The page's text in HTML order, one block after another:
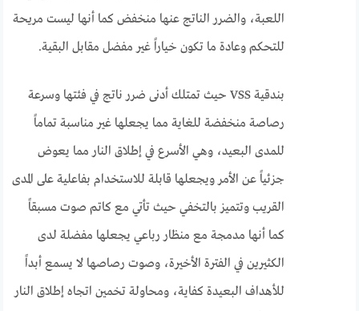
اللعبة، والضرر الناتج عنها منخفض كما أنها ليست مريحة
للتحكم وعادة ما تكون خياراً غير مفضل مقابل البقية.
بندقية VSS حيث تمتلك أدنى ضرر ناتج في فئتها وسرعة
رصاصة منخفضة للغاية مما يجعلها غير مناسبة تماماً
للمدى البعيد، وهي الأسرع في إطلاق النار مما يعوض
جزئياً عن الأمر ويجعلها قابلة للاستخدام بفاعلية على المدى
القريب وتتميز بالتخفي حيث تأتي مع كاتم صوت مسبقاً
كما أنها مدمجة مع منظار رباعي يجعلها مفضلة لدى
الكثيرين في الفترة الأخيرة، وصوت رصاصها لا يسمع أبداً
للأهداف البعيدة كفاية، ومحاولة تخمين اتجاه إطلاق النار